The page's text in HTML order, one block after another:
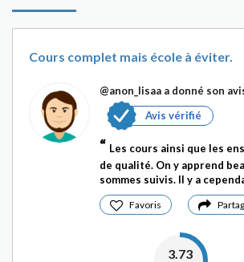
Cours complet mais école à éviter.
@anon_lisaa a donné son
Avis vérifié
Les cours ainsi que les
de qualité. On y apprend
sommes suivis. Il y a
Favoris
3.73